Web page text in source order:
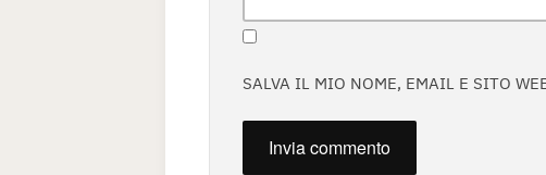
SALVA IL MIO NOME, EMAIL E SITO